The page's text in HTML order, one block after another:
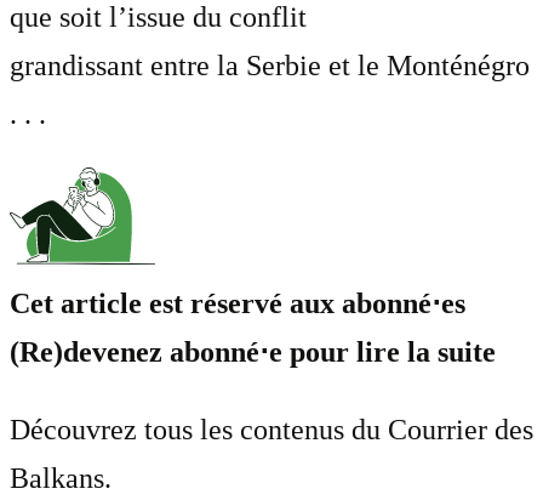
que soit l’issue du conflit
grandissant entre la Serbie et le Monténégro
. . .
Cet article est réservé aux abonné⋅es
(Re)devenez abonné⋅e pour lire la suite
Découvrez tous les contenus du Courrier des
Balkans.